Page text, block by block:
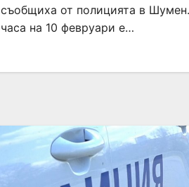
съобщиха от полицията в
часа на 10 февруари е…